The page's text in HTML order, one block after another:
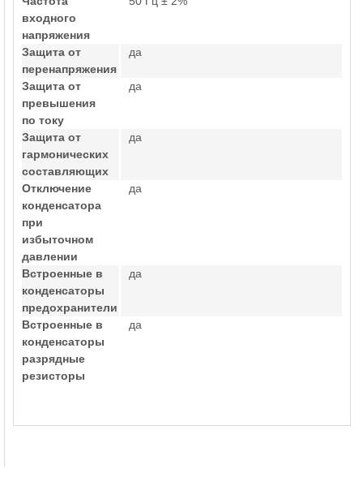
входного
напряжения
Защита от
перенапряжения
да
Защита от
превышения
по току
да
Защита от
гармонических
составляющих
да
Отключение
конденсатора
при
избыточном
давлении
да
Встроенные в
конденсаторы
предохранители
да
Встроенные в
конденсаторы
разрядные
резисторы
да